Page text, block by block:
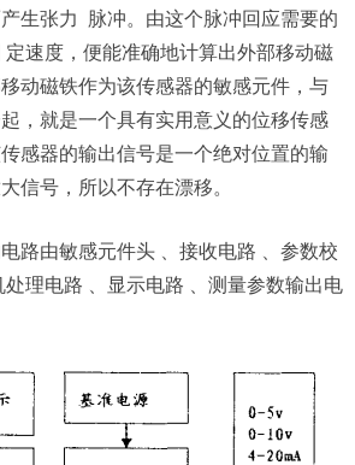
生张力 脉冲。由这个脉冲回应需要的
速度，便能准确地计算出外部移动磁
动磁铁作为该传感器的敏感元件，与
，就是一个具有实用意义的位移传感
感器的输出信号是一个绝对位置的输
信号，所以不存在漂移。
由敏感元件头 、接收电路 、参数校
理电路 、显示电路 、测量参数输出电